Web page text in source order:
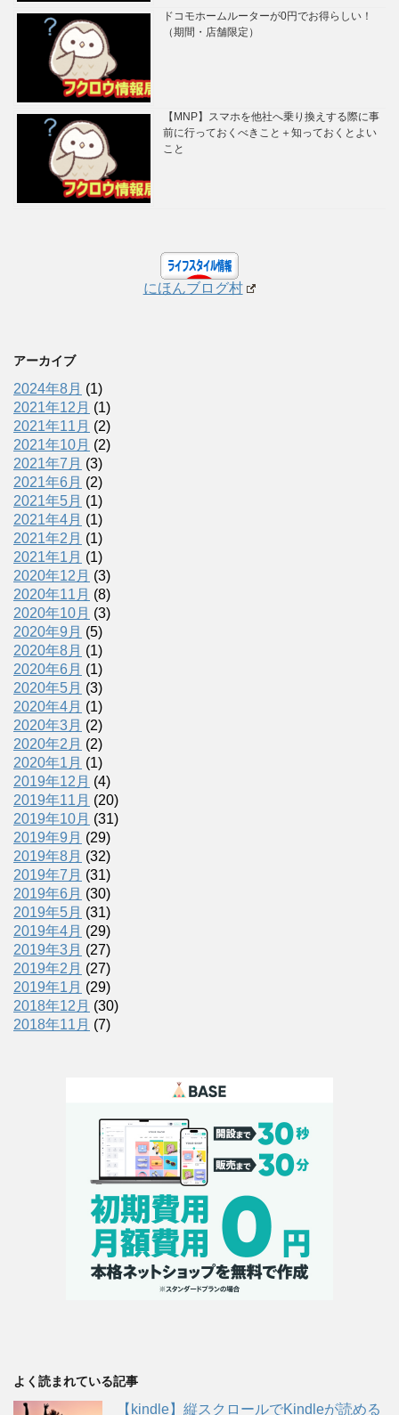
ドコモホームルーターが0円でお得らしい！
（期間・店舗限定）
【MNP】スマホを他社へ乗り換えする際に事
前に行っておくべきこと＋知っておくとよい
こと
にほんブログ村
アーカイブ
2024年8月 (1)
2021年12月 (1)
2021年11月 (2)
2021年10月 (2)
2021年7月 (3)
2021年6月 (2)
2021年5月 (1)
2021年4月 (1)
2021年2月 (1)
2021年1月 (1)
2020年12月 (3)
2020年11月 (8)
2020年10月 (3)
2020年9月 (5)
2020年8月 (1)
2020年6月 (1)
2020年5月 (3)
2020年4月 (1)
2020年3月 (2)
2020年2月 (2)
2020年1月 (1)
2019年12月 (4)
2019年11月 (20)
2019年10月 (31)
2019年9月 (29)
2019年8月 (32)
2019年7月 (31)
2019年6月 (30)
2019年5月 (31)
2019年4月 (29)
2019年3月 (27)
2019年2月 (27)
2019年1月 (29)
2018年12月 (30)
2018年11月 (7)
よく読まれている記事
【kindle】縦スクロールでKindleが読める